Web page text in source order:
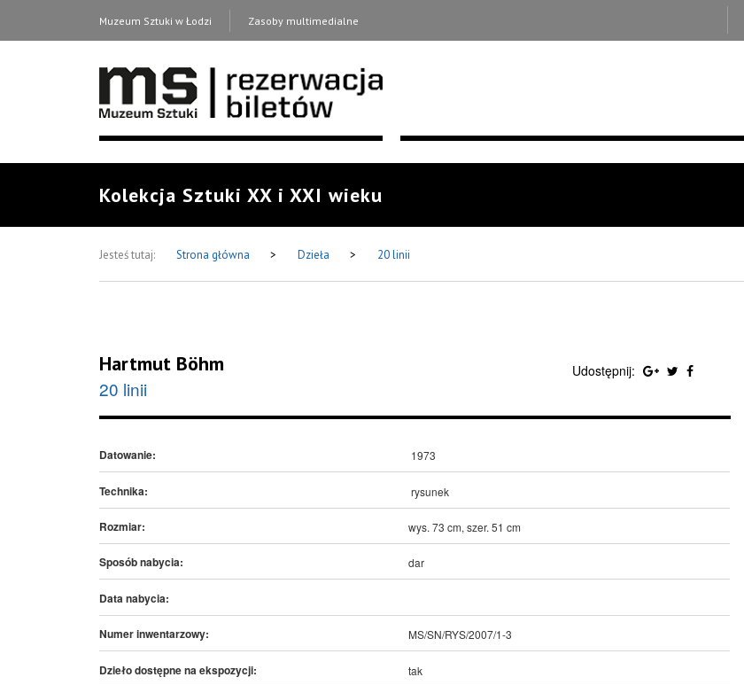
Muzeum Sztuki w Łodzi Zasoby multimedialne
Kolekcja Sztuki XX i XXI wieku
Jesteś tutaj: Strona główna > Dzieła > 20 linii
Hartmut Böhm
20 linii
Udostępnij:
Datowanie: 1973
Technika: rysunek
Rozmiar: wys. 73 cm, szer. 51 cm
Sposób nabycia: dar
Data nabycia:
Numer inwentarzowy: MS/SN/RYS/2007/1-3
Dzieło dostępne na ekspozycji: tak